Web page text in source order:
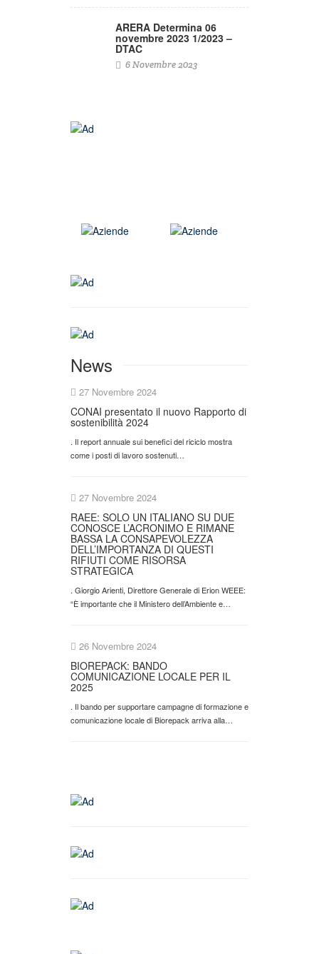
ARERA Determina 06
novembre 2023 1/2023 –
DTAC
6 Novembre 2023
News
27 Novembre 2024
CONAI presentato il nuovo Rapporto di
sostenibilità 2024
. Il report annuale sui benefici del riciclo mostra
come i posti di lavoro sostenuti…
27 Novembre 2024
RAEE: SOLO UN ITALIANO SU DUE
CONOSCE L’ACRONIMO E RIMANE
BASSA LA CONSAPEVOLEZZA
DELL’IMPORTANZA DI QUESTI
RIFIUTI COME RISORSA
STRATEGICA
. Giorgio Arienti, Direttore Generale di Erion WEEE:
“È importante che il Ministero dell’Ambiente e…
26 Novembre 2024
BIOREPACK: BANDO
COMUNICAZIONE LOCALE PER IL
2025
. Il bando per supportare campagne di formazione e
comunicazione locale di Biorepack arriva alla…